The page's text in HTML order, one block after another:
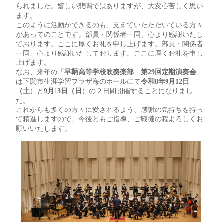
られました。嬉しい悲鳴ではありますが、大変心苦しく思い
ます。
このように活動ができるのも、支えていたただいている方々
があってのことです。部員・関係者一同、心より感謝いたし
ております。ここに厚くお礼を申し上げます。部員・関係者
一同、心より感謝いたしております。ここに厚くお礼を申し
上げます。
なお、来年の「早鞆高等学校吹奏楽部 第29回定期演奏会 」
は下関市生涯学習プラザ海のホールにて令和8年9月12日
（土）と9月13日（日 ）の２日間開催することになりまし
た。
これからも多くの方々に愛されるよう、感謝の気持ちを持っ
て精進しますので、今後ともご指導、ご鞭撻の程よろしくお
願いいたします。